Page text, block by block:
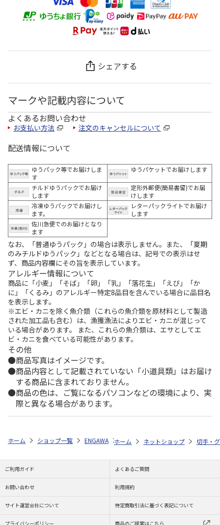
シェアする
マークや記載内容について
よくあるお問い合わせ
お支払い方法 注文のキャンセルについて
配送情報について
ゆうパック等でお届けしま
す
ゆうパケットでお届けします
チルドゆうパックでお届け
します
定形外郵便(簡易書留)でお届
けします
冷凍ゆうパックでお届けし
ます。
レターパックライトでお届け
します
佐川急便でのお届けとなり
ます
なお、「普通ゆうパック」の場合は表示しません。また、「夏期
のみチルドゆうパック」などとなる場合は、記号での表示はせ
ず、商品内容欄にその旨を表示しています。
アレルギー情報について
商品に「小麦」「そば」「卵」「乳」「落花生」「えび」「か
に」「くるみ」のアレルギー特定8品目を含んでいる場合に品目名
を表示します。
※エビ・カニを除く魚介類（これらの魚介類を原材料として製造
された加工品も含む）は、漁獲漁法によりエビ・カニが混じって
いる場合があります。 また、これらの魚介類は、エサとしてエ
ビ・カニを食べている可能性があります。
その他
商品写真はイメージです。
商品内容として記載されていない「小道具類」はお届け
する商品に含まれておりません。
商品の色は、ご覧になるパソコンなどの環境により、実
際と異なる場合があります。
ホーム ショップ一覧 ENGAWA 「銀河特急ミルキー☆サブウェイ」
ホーム ネットショップ 切手・
ご利用ガイド よくあるご質問
お問い合わせ 利用規約
サイト運営会社について 特定商取引法に基づく表記について
プライバシーポリシー 商品のご提案はこちら